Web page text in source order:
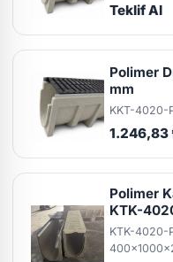
Teklif Al
Polimer
mm
KKT-4020-
1.246,83
Polimer
KTK-
KTK-4020-